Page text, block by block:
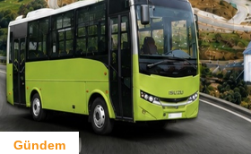
Gündem